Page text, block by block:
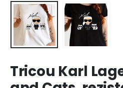
Tricou Karl